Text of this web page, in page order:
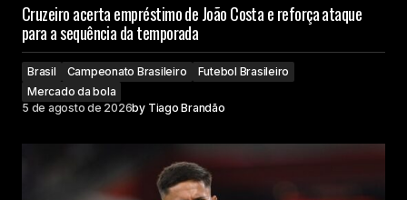
Cruzeiro acerta empréstimo de João Costa e reforça ataque
para a sequência da temporada
Brasil Campeonato Brasileiro
Futebol Brasileiro
Mercado da bola
5 de agosto de 2026by Tiago Brandão